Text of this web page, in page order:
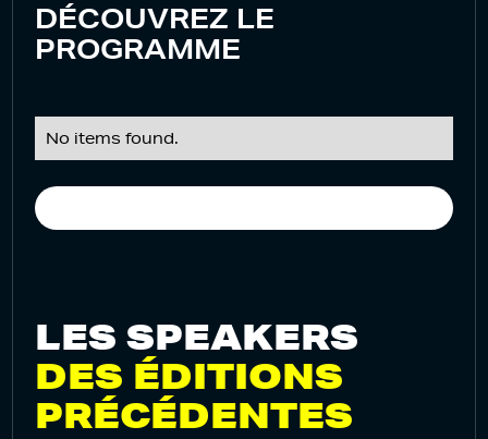
DÉCOUVREZ LE
PROGRAMME
No items found.
LES SPEAKERS
DES ÉDITIONS
PRÉCÉDENTES